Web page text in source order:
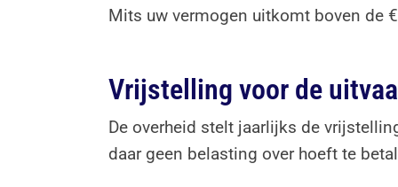
Mits uw vermogen uitkomt boven de
Vrijstelling voor de
De overheid stelt jaarlijks de
daar geen belasting over hoeft te